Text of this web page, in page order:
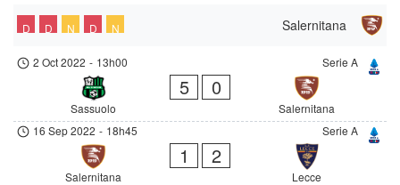
Salernitana
D D N D N
Serie A
2 Oct 2022 - 13h00
Sassuolo
5 0
Salernitana
Serie A
16 Sep 2022 - 18h45
Salernitana
1 2
Lecce